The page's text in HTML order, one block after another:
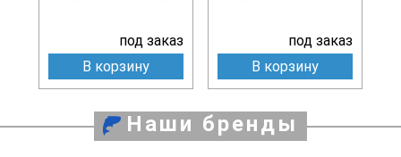
под заказ
В корзину
под заказ
В корзину
Наши бренды